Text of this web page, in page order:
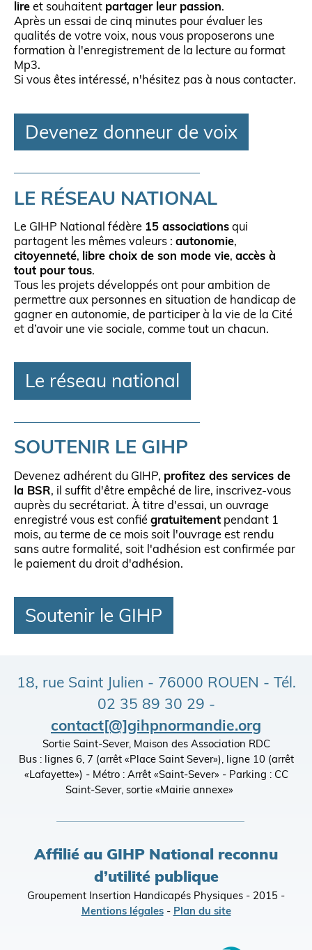
lire et souhaitent partager leur passion.
Après un essai de cinq minutes pour évaluer les
qualités de votre voix, nous vous proposerons une
formation à l'enregistrement de la lecture au format
Mp3.
Si vous êtes intéressé, n'hésitez pas à nous contacter.
Devenez donneur de voix
LE RÉSEAU NATIONAL
Le GIHP National fédère 15 associations qui
partagent les mêmes valeurs : autonomie,
citoyenneté, libre choix de son mode vie, accès à
tout pour tous.
Tous les projets développés ont pour ambition de
permettre aux personnes en situation de handicap de
gagner en autonomie, de participer à la vie de la Cité
et d’avoir une vie sociale, comme tout un chacun.
Le réseau national
SOUTENIR LE GIHP
Devenez adhérent du GIHP, profitez des services de
la BSR, il suffit d'être empêché de lire, inscrivez-vous
auprès du secrétariat. À titre d'essai, un ouvrage
enregistré vous est confié gratuitement pendant 1
mois, au terme de ce mois soit l'ouvrage est rendu
sans autre formalité, soit l'adhésion est confirmée par
le paiement du droit d'adhésion.
Soutenir le GIHP
18, rue Saint Julien - 76000 ROUEN - Tél.
02 35 89 30 29 -
contact[@]gihpnormandie.org
Sortie Saint-Sever, Maison des Association RDC
Bus : lignes 6, 7 (arrêt «Place Saint Sever»), ligne 10 (arrêt
«Lafayette») - Métro : Arrêt «Saint-Sever» - Parking : CC
Saint-Sever, sortie «Mairie annexe»
Affilié au GIHP National reconnu
d’utilité publique
Groupement Insertion Handicapés Physiques - 2015 -
Mentions légales- Plan du site